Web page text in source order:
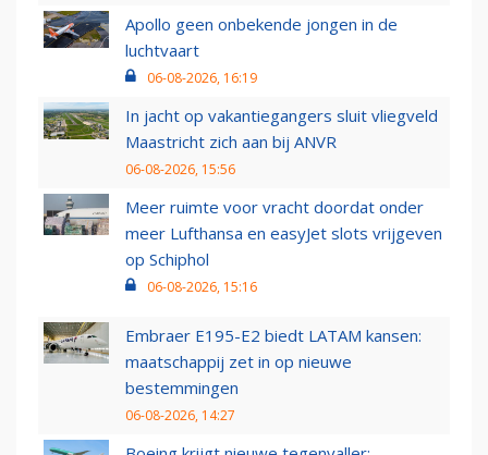
Apollo geen onbekende jongen in de
luchtvaart
06-08-2026, 16:19
In jacht op vakantiegangers sluit vliegveld
Maastricht zich aan bij ANVR
06-08-2026, 15:56
Meer ruimte voor vracht doordat onder
meer Lufthansa en easyJet slots vrijgeven
op Schiphol
06-08-2026, 15:16
Embraer E195-E2 biedt LATAM kansen:
maatschappij zet in op nieuwe
bestemmingen
06-08-2026, 14:27